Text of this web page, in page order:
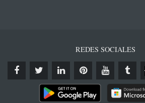
REDES SOCIALES